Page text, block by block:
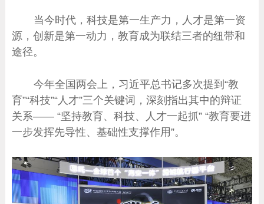
当今时代，科技是第一生产力，人才是第一资
源，创新是第一动力，教育成为联结三者的纽带和
途径。
今年全国两会上，习近平总书记多次提到“教
育”“科技”“人才”三个关键词，深刻指出其中的辩证
关系—— “坚持教育、科技、人才一起抓” “教育要进
一步发挥先导性、基础性支撑作用”。